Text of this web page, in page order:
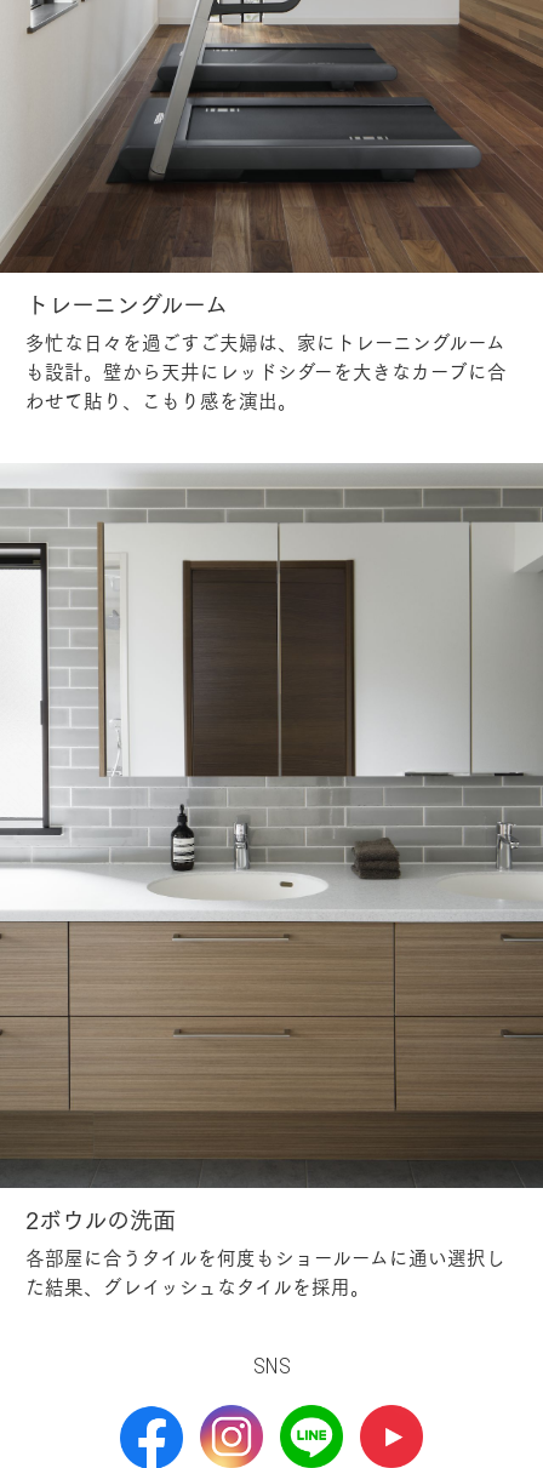
トレーニングルーム
多忙な日々を過ごすご夫婦は、家にトレーニングルーム
も設計。壁から天井にレッドシダーを大きなカーブに合
わせて貼り、こもり感を演出。
2ボウルの洗面
各部屋に合うタイルを何度もショールームに通い選択し
た結果、グレイッシュなタイルを採用。
SNS